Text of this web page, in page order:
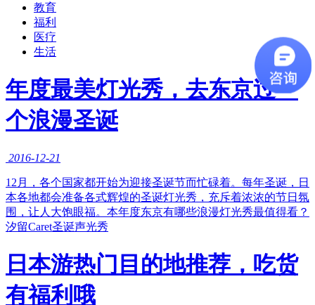
教育
福利
医疗
生活
年度最美灯光秀，去东京过一
个浪漫圣诞
2016-12-21
12月，各个国家都开始为迎接圣诞节而忙碌着。每年圣诞，日
本各地都会准备各式辉煌的圣诞灯光秀，充斥着浓浓的节日氛
围，让人大饱眼福。本年度东京有哪些浪漫灯光秀最值得看？
汐留Caret圣诞声光秀
日本游热门目的地推荐，吃货
有福利哦